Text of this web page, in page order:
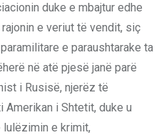
duke e mbajtur edhe
e veriut të vendit, siç
e paraushtarake ta
në atë pjesë janë parë
i Rusisë, njerëz të
Amerikan i Shtetit, duke u
lulëzimin e krimit,